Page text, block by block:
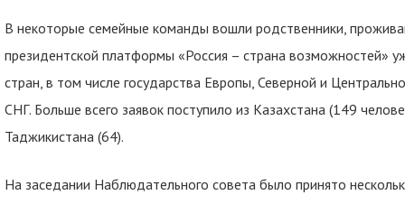
В некоторые семейные команды вошли родственники,
президентской платформы «Россия – страна возможностей»
стран, в том числе государства Европы, Северной и
СНГ. Больше всего заявок поступило из Казахстана (149
Таджикистана (64).
На заседании Наблюдательного совета было принято